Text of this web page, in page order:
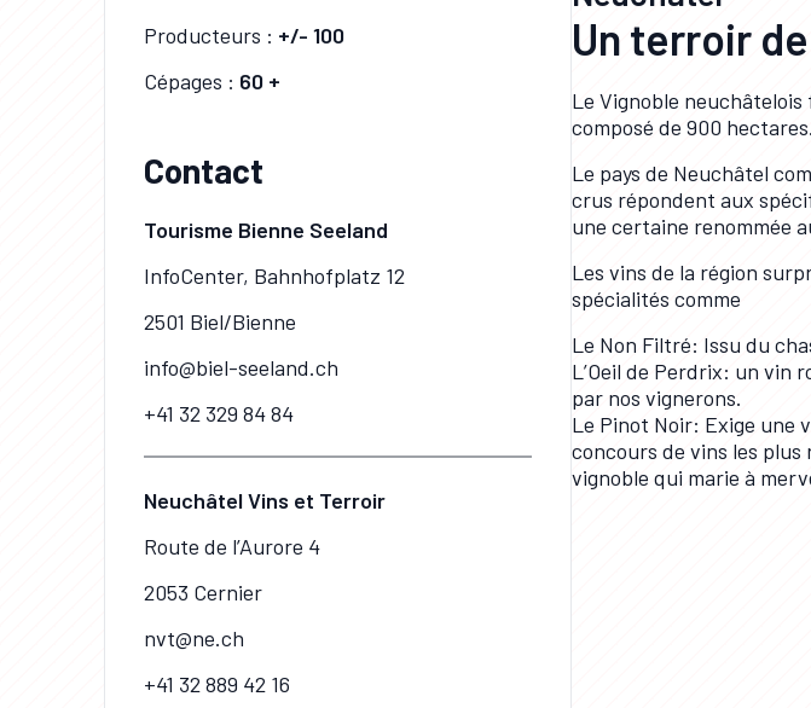
Producteurs : +/- 100
Cépages : 60 +
Contact
Tourisme Bienne Seeland
InfoCenter, Bahnhofplatz 12
2501 Biel/Bienne
info@biel-seeland.ch
+41 32 329 84 84
Neuchâtel Vins et Terroir
Route de l’Aurore 4
2053 Cernier
nvt@ne.ch
+41 32 889 42 16
Un terroir
Le Vignoble neuchâtelois
composé de 900
Le pays de Neuchâtel
crus répondent aux
une certaine renommée
Les vins de la région
spécialités comme
Le Non Filtré: Issu du
L’Oeil de Perdrix: un vin
par nos vignerons.
Le Pinot Noir: Exige une
concours de vins les
vignoble qui marie à